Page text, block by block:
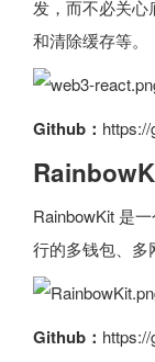
发，而不必关
和清除缓存等。
Github：
RainbowKit 是
行的多钱包、多
Github：